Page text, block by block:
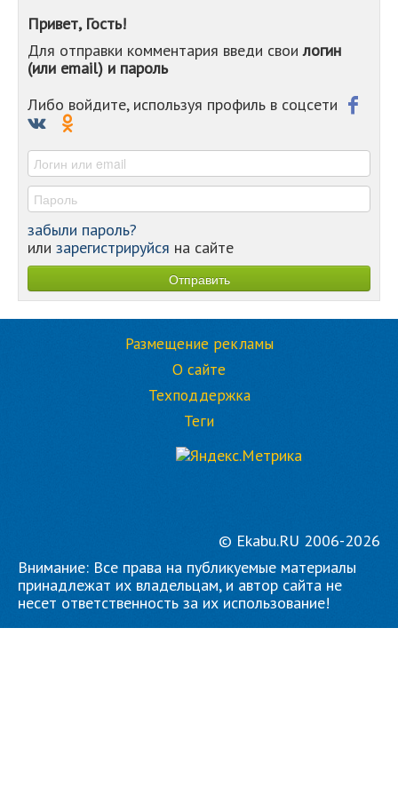
-
-
Привет, Гость!
Для отправки комментария введи своилогин
(или email) и пароль
Либо войдите, используя профиль в соцсети
забыли пароль?
или зарегистрируйся на сайте
Размещение рекламы
О сайте
Техподдержка
Теги
© Ekabu.RU 2006-2026
Внимание: Все права на публикуемые материалы
принадлежат их владельцам, и автор сайта не
несет ответственность за их использование!